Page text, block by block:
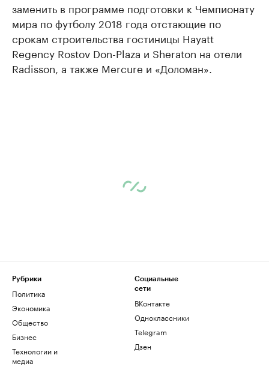
заменить в программе подготовки к Чемпионату
мира по футболу 2018 года отстающие по
срокам строительства гостиницы Hayatt
Regency Rostov Don-Plaza и Sheraton на отели
Radisson, а также Mercure и «Доломан».
Рубрики
Политика
Экономика
Общество
Бизнес
Технологии и
медиа
Социальные
сети
ВКонтакте
Одноклассники
Telegram
Дзен